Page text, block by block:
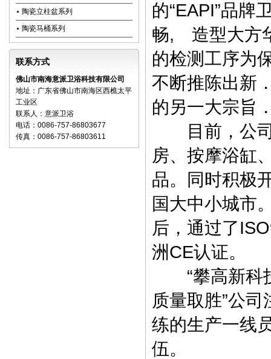
陶瓷立柱盆系列
陶瓷马桶系列
联系方式
佛山市南海意派卫浴科技有限公司
地址：广东省佛山市南海区西樵太平
工业区
联系人：意派卫浴
电话：0086-757-86803677
传真：0086-757-86803611
的“EAPI”品牌
畅, 造型大方
的检测工序为
不断推陈出新
的另一大宗旨
目前，公司
房、按摩浴缸
品。同时积极
国大中小城市
后，通过了
洲CE认证。
“攀高新科技
质量取胜”公
练的生产一线
伍。